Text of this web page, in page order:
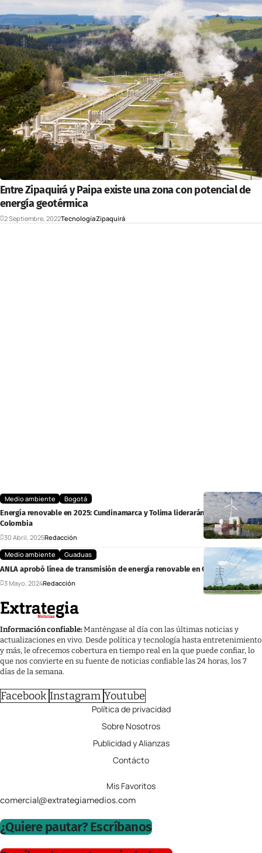
Entre Zipaquirá y Paipa existe una zona con potencial de
energía geotérmica
2 Septiembre, 2022TecnologíaZipaquirá
Medio ambiente
Bogotá
Energía renovable en 2025: Cundinamarca y Tolima liderarán el cambio en
Colombia
30 Abril, 2025Redacción
Medio ambiente
Guaduas
ANLA aprobó línea de transmisión de energía renovable en Cundinamarca
3 Mayo, 2024Redacción
Información confiable:Manténgase al día con las últimas noticias y
actualizaciones en vivo. Desde política y tecnología hasta entretenimiento
y más, le ofrecemos cobertura en tiempo real en la que puede confiar, lo
que nos convierte en su fuente de noticias confiable las 24 horas, los 7
días de la semana.
Facebook Instagram Youtube
Política de privacidad
Sobre Nosotros
Publicidad y Alianzas
Contácto
Mis Favoritos
comercial@extrategiamedios.com
¿Quiere pautar? Escríbanos